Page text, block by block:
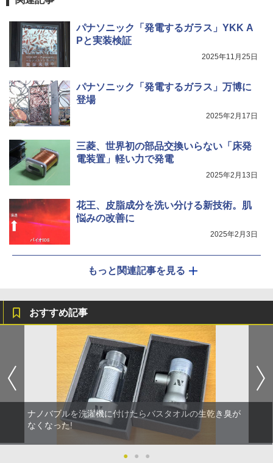
パナソニック「発電するガラス」YKK A
Pと実装検証
2025年11月25日
パナソニック「発電するガラス」万博に
登場
2025年2月17日
三菱、世界初の部品交換いらない「床発
電装置」軽い力で発電
2025年2月13日
花王、皮脂成分を洗い分ける新技術。肌
悩みの改善に
2025年2月3日
もっと関連記事を見る
おすすめ記事
ナノバブルを洗濯機に付けたらバスタオルの生乾き臭が
なくなった!
● ● ●